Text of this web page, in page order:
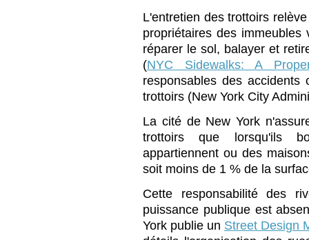
L'entretien des trottoirs
propriétaires des
réparer le sol, balayer et
(NYC Sidewalks: A
responsables des
trottoirs (New York City
La cité de New York
trottoirs que lorsqu'ils
appartiennent ou des
soit moins de 1 % de la
Cette responsabilité des
puissance publique est
York publie un Street Design